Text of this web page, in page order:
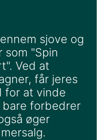
sjove og
"Spin
Ved at
får jeres
for at vinde
forbedrer
øger